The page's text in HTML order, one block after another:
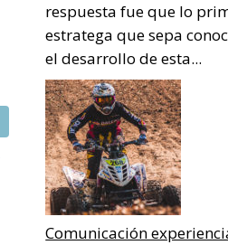
respuesta fue que lo
estratega que sepa
el desarrollo de esta...
Comunicación